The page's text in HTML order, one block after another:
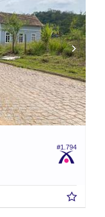
#1.794